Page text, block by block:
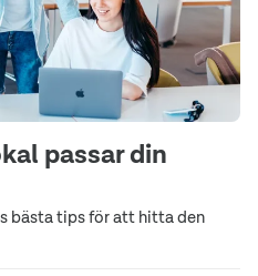
passar din
bästa tips för att hitta den